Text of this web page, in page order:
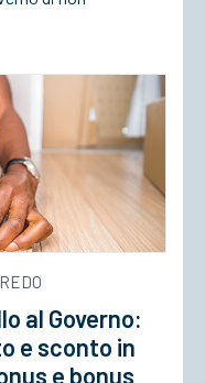
al Governo:
e sconto in
e bonus